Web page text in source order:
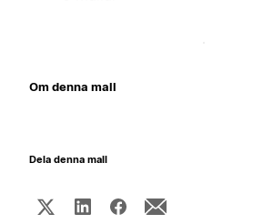
Om denna mall
Dela denna mall